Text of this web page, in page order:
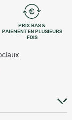
PRIX BAS &
PAIEMENT EN PLUSIEURS
FOIS